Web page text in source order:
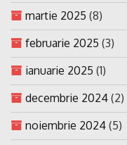
martie 2025 (8)
februarie 2025 (3)
ianuarie 2025 (1)
decembrie 2024 (2)
noiembrie 2024 (5)